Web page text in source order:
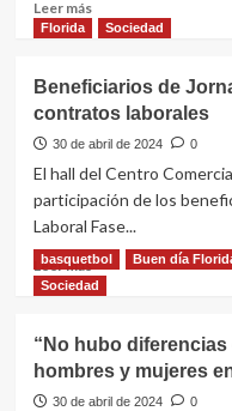
diario,
no
muchos
y
Leer másLeer
más
Tessier
aseguró
que
luego
las
internas
comenzarán
a
hablar
candidaturas
Florida Sociedad
Beneficiarios de
contratos laborales
30 de abril de 2024 0
El hall del Centro
participación de los
Laboral Fase...
Leer másLeer
más
de
Jornales
Solidarios
basquetbol Buen día
Sociedad
“No hubo
hombres y mujeres
30 de abril de 2024 0